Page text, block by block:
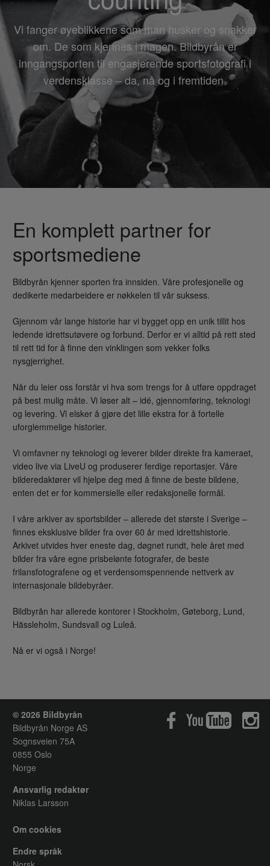
Vi fanger øyeblikkene som man husker og snakker
om. De som kjennes i magen. Bildbyrån er
inngangsporten til engasjerende sportsfotografi i
verdensklasse – da, nå og i fremtiden.
En komplett partner for
sportsmediene
Bildbyrån kjenner sporten fra innsiden. Våre profesjonelle og
dedikerte medarbeidere er nøkkelen til vår suksess.
Gjennom vår lange historie har vi bygget opp en unik tillit hos
ledende idrettsutøvere og forbund. Derfor er vi alltid på rett sted
til rett tid for å finne den vinklingen som vekker folks
nysgjerrighet.
Når du leier oss forstår vi hva som trengs for å utføre oppdraget
på best mulig måte. Vi løser alt – idé, gjennomføring, teknologi
og levering. Vi elsker å gjøre det lille ekstra for å fortelle
uforglemmelige historier.
Vi omfavner ny teknologi og leverer bilder direkte fra kameraet,
video live via LiveU og produserer ferdige reportasjer. Våre
bilderedaktører vil hjelpe deg med å finne de beste bildene,
enten det er for kommersielle eller redaksjonelle formål.
I våre arkiver av sportsbilder – allerede det største i Sverige –
finnes eksklusive bilder fra over 60 år med idrettshistorie.
Arkivet utvides hver eneste dag, døgnet rundt, hele året med
bilder fra våre egne prisbelønte fotografer, de beste
frilansfotografene og et verdensomspennende nettverk av
internasjonale bildebyråer.
Bildbyrån har allerede kontorer i Stockholm, Gøteborg, Lund,
Hässleholm, Sundsvall og Luleå.
Nå er vi også i Norge!
© 2026 Bildbyrån
Bildbyrån Norge AS
Sognsveien 75A
0855 Oslo
Norge
Ansvarlig redaktør
Niklas Larsson
Om cookies
Endre språk